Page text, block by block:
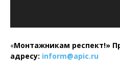
«Монтажникам респект!»
адресу: inform@apic.ru